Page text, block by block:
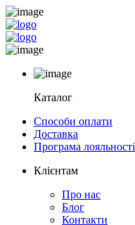
Каталог
Способи оплати
Доставка
Програма лояльності
Клієнтам
Про нас
Блог
Контакти